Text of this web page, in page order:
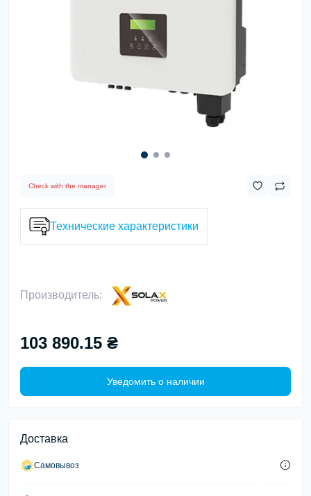
Check with the manager
Технические характеристики
Производитель:
103 890.15 ₴
Уведомить о наличии
Доставка
Самовывоз